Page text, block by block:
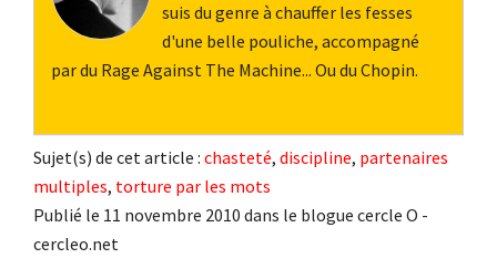
suis du genre à chauffer les fesses
d'une belle pouliche, accompagné
par du Rage Against The Machine... Ou du Chopin.
Sujet(s) de cet article : chasteté, discipline, partenaires
multiples, torture par les mots
Publié le 11 novembre 2010 dans le blogue cercle O -
cercleo.net